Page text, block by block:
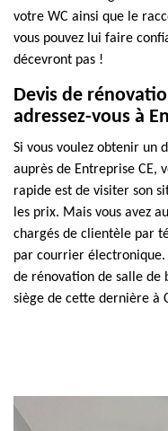
votre WC ainsi que le
vous pouvez lui faire
décevront pas !
Devis de
adressez-vous à
Si vous voulez obtenir un
auprès de Entreprise CE,
rapide est de visiter son
les prix. Mais vous avez
chargés de clientèle par
par courrier électronique.
de rénovation de salle de
siège de cette dernière à